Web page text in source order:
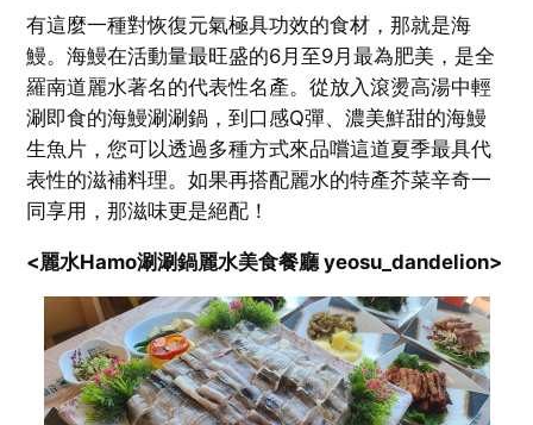
有這麼一種對恢復元氣極具功效的食材，那就是海
鰻。海鰻在活動量最旺盛的6月至9月最為肥美，是全
羅南道麗水著名的代表性名產。從放入滾燙高湯中輕
涮即食的海鰻涮涮鍋，到口感Q彈、濃美鮮甜的海鰻
生魚片，您可以透過多種方式來品嚐這道夏季最具代
表性的滋補料理。如果再搭配麗水的特產芥菜辛奇一
同享用，那滋味更是絕配！
<麗水Hamo涮涮鍋麗水美食餐廳 yeosu_dandelion>